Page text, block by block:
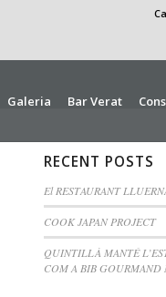
Galeria Bar Verat
RECENT POSTS
El RESTAURANT
COOK JAPAN PROJECT
QUINTILLÀ MANTÉ
COM A BIB